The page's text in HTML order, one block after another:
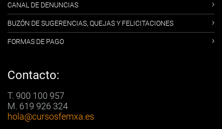
CANAL DE DENUNCIAS
BUZÓN DE SUGERENCIAS, QUEJAS Y FELICITACIONES
FORMAS DE PAGO
Contacto:
T. 900 100 957
M. 619 926 324
hola@cursosfemxa.es